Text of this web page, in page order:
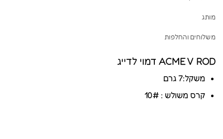
מותג
משלוחים והחלפות
ACME V ROD דמוי לדייג
משקל:7 גרם
קרס משולש : 10#